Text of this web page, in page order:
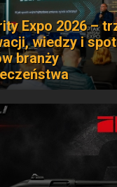
Expo 2026 –
wiedzy i
branży